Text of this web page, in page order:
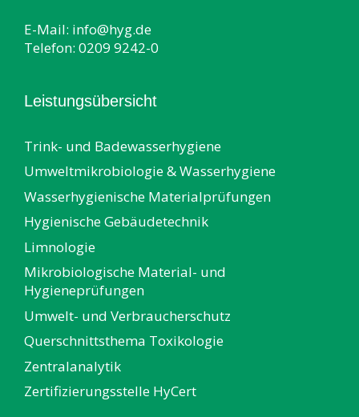
E-Mail: info@hyg.de
Telefon: 0209 9242-0
Leistungsübersicht
Trink- und Badewasserhygiene
Umweltmikrobiologie & Wasserhygiene
Wasserhygienische Materialprüfungen
Hygienische Gebäudetechnik
Limnologie
Mikrobiologische Material- und
Hygieneprüfungen
Umwelt- und Verbraucherschutz
Querschnittsthema Toxikologie
Zentralanalytik
Zertifizierungsstelle HyCert